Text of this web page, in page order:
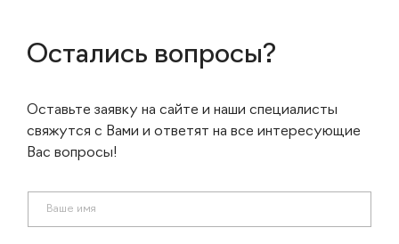
Остались вопросы?
Оставьте заявку на сайте и наши специалисты
свяжутся с Вами и ответят на все интересующие
Вас вопросы!